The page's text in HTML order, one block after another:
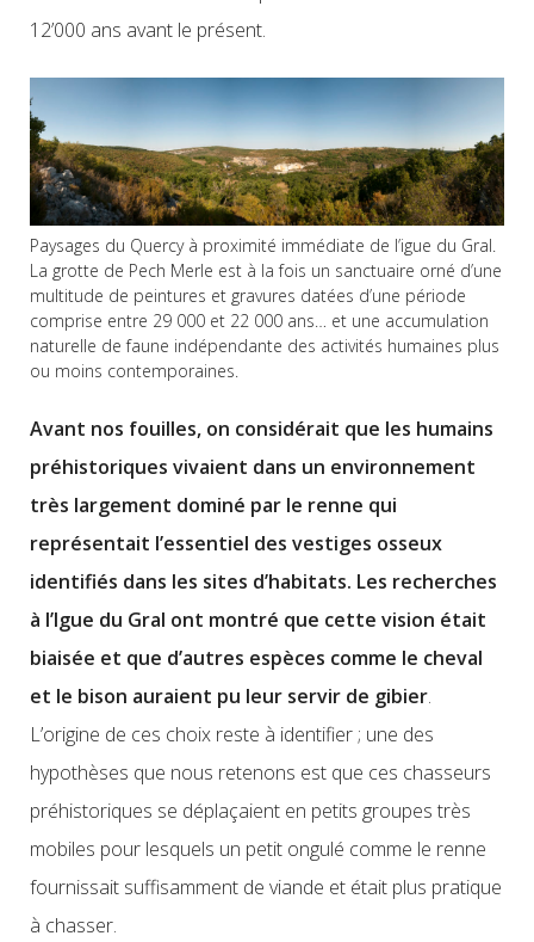
12’000 ans avant le présent.
Paysages du Quercy à proximité immédiate de l’igue du Gral.
La grotte de Pech Merle est à la fois un sanctuaire orné d’une
multitude de peintures et gravures datées d’une période
comprise entre 29 000 et 22 000 ans… et une accumulation
naturelle de faune indépendante des activités humaines plus
ou moins contemporaines.
Avant nos fouilles, on considérait que les humains
préhistoriques vivaient dans un environnement
très largement dominé par le renne qui
représentait l’essentiel des vestiges osseux
identifiés dans les sites d’habitats. Les recherches
à l’Igue du Gral ont montré que cette vision était
biaisée et que d’autres espèces comme le cheval
et le bison auraient pu leur servir de gibier.
L’origine de ces choix reste à identifier ; une des
hypothèses que nous retenons est que ces chasseurs
préhistoriques se déplaçaient en petits groupes très
mobiles pour lesquels un petit ongulé comme le renne
fournissait suffisamment de viande et était plus pratique
à chasser.